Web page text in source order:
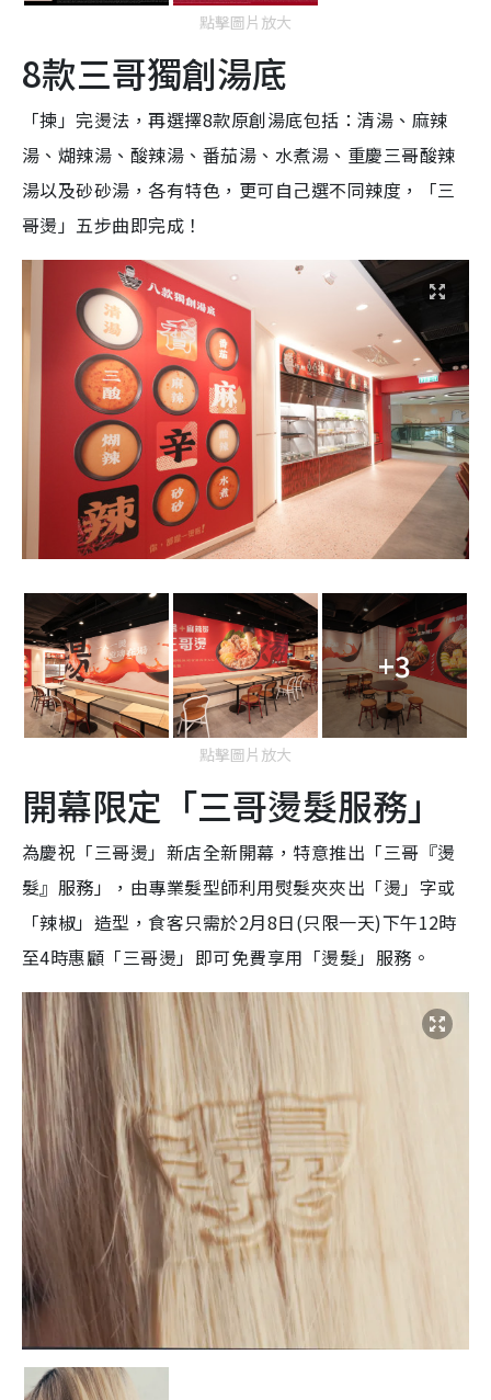
點擊圖片放大
8款三哥獨創湯底
「揀」完燙法，再選擇8款原創湯底包括：清湯、麻辣
湯、煳辣湯、酸辣湯、番茄湯、水煮湯、重慶三哥酸辣
湯以及砂砂湯，各有特色，更可自己選不同辣度，「三
哥燙」五步曲即完成！
+3
點擊圖片放大
開幕限定「三哥燙髮服務」
為慶祝「三哥燙」新店全新開幕，特意推出「三哥『燙
髮』服務」，由專業髮型師利用熨髮夾夾出「燙」字或
「辣椒」造型，食客只需於2月8日(只限一天)下午12時
至4時惠顧「三哥燙」即可免費享用「燙髮」服務。